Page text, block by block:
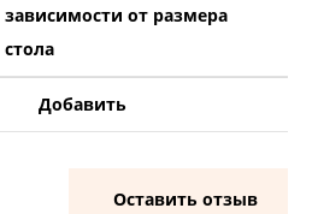
зависимости от размера
стола
Добавить
Оставить отзыв